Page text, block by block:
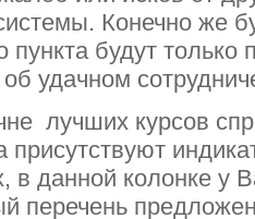
Конечно же
пункта будут
об удачном
лучших курсов
присутствуют
в данной колонке у
перечень